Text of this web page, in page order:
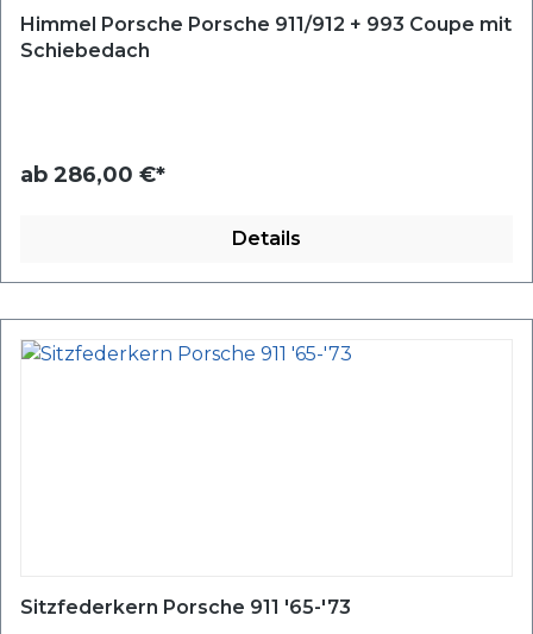
Himmel Porsche Porsche 911/912 + 993 Coupe mit
Schiebedach
ab 286,00 €*
Details
Sitzfederkern Porsche 911 '65-'73